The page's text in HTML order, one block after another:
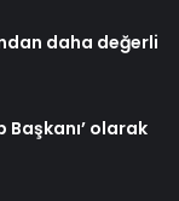
daha değerli
Başkanı’ olarak